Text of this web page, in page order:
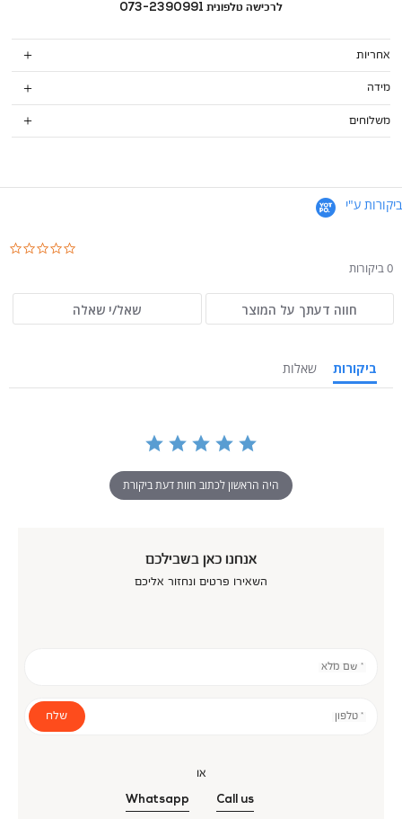
לרכישה טלפונית 073-2390991
אחריות
מידה
משלוחים
ביקורות ע"י
0 ביקורות
חווה דעתך על המוצר שאל/י שאלה
ביקורות שאלות
היה הראשון לכתוב חוות דעת ביקורת
אנחנו כאן בשבילכם
השאירו פרטים ונחזור אליכם
* שם מלא
* טלפון שלח
או
Call us
Whatsapp